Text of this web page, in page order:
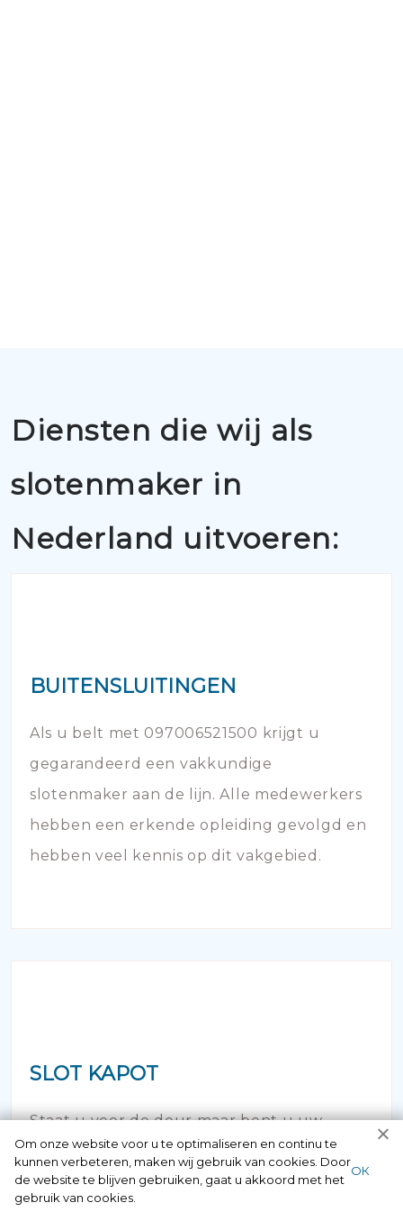
Diensten die wij als
slotenmaker in
Nederland uitvoeren:
BUITENSLUITINGEN
Als u belt met 097006521500 krijgt u
gegarandeerd een vakkundige
slotenmaker aan de lijn. Alle medewerkers
hebben een erkende opleiding gevolgd en
hebben veel kennis op dit vakgebied.
SLOT KAPOT
Staat u voor de deur maar bent u uw
sleutel vergeten of verloren? Geen paniek
maar bel ons! Binnen no time opent onze
Om onze website voor u te optimaliseren en continu te
kunnen verbeteren, maken wij gebruik van cookies. Door
de website te blijven gebruiken, gaat u akkoord met het
gebruik van cookies.
ОК